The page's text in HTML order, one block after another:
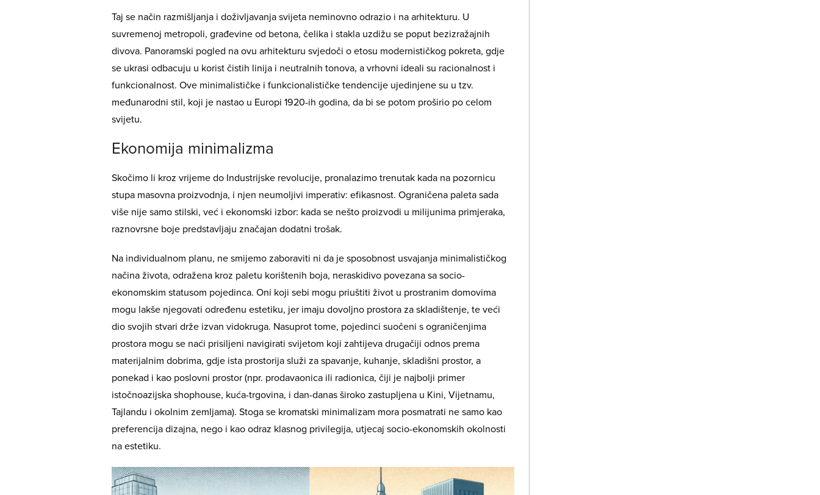
Taj se način razmišljanja i doživljavanja svijeta neminovno odrazio i na arhitekturu. U
suvremenoj metropoli, građevine od betona, čelika i stakla uzdižu se poput bezizražajnih
divova. Panoramski pogled na ovu arhitekturu svjedoči o etosu modernističkog pokreta, gdje
se ukrasi odbacuju u korist čistih linija i neutralnih tonova, a vrhovni ideali su racionalnost i
funkcionalnost. Ove minimalističke i funkcionalističke tendencije ujedinjene su u tzv.
međunarodni stil, koji je nastao u Europi 1920-ih godina, da bi se potom proširio po celom
svijetu.
Ekonomija minimalizma
Skočimo li kroz vrijeme do Industrijske revolucije, pronalazimo trenutak kada na pozornicu
stupa masovna proizvodnja, i njen neumoljivi imperativ: efikasnost. Ograničena paleta sada
više nije samo stilski, već i ekonomski izbor: kada se nešto proizvodi u milijunima primjeraka,
raznovrsne boje predstavljaju značajan dodatni trošak.
Na individualnom planu, ne smijemo zaboraviti ni da je sposobnost usvajanja minimalističkog
načina života, odražena kroz paletu korištenih boja, neraskidivo povezana sa socio-
ekonomskim statusom pojedinca. Oni koji sebi mogu priuštiti život u prostranim domovima
mogu lakše njegovati određenu estetiku, jer imaju dovoljno prostora za skladištenje, te veći
dio svojih stvari drže izvan vidokruga. Nasuprot tome, pojedinci suočeni s ograničenjima
prostora mogu se naći prisiljeni navigirati svijetom koji zahtijeva drugačiji odnos prema
materijalnim dobrima, gdje ista prostorija služi za spavanje, kuhanje, skladišni prostor, a
ponekad i kao poslovni prostor (npr. prodavaonica ili radionica, čiji je najbolji primer
istočnoazijska shophouse, kuća-trgovina, i dan-danas široko zastupljena u Kini, Vijetnamu,
Tajlandu i okolnim zemljama). Stoga se kromatski minimalizam mora posmatrati ne samo kao
preferencija dizajna, nego i kao odraz klasnog privilegija, utjecaj socio-ekonomskih okolnosti
na estetiku.